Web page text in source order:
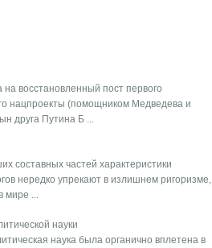
восстановленный пост первого
нацпроекты (помощником Медведева и
друга Путина Б ...
составных частей характеристики
нередко упрекают в излишнем ригоризме,
мире ...
науки
наука была органично вплетена в